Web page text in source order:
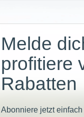
Melde
profitiere
Rabatten
Abonniere jetzt